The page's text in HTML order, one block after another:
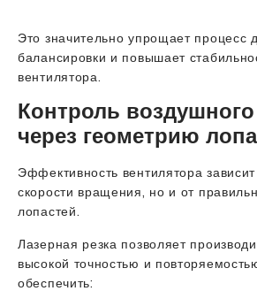
Это значительно упрощает процесс
балансировки и повышает
вентилятора.
Контроль воздушного
через геометрию
Эффективность вентилятора
скорости вращения, но и от
лопастей.
Лазерная резка позволяет
высокой точностью и
обеспечить: